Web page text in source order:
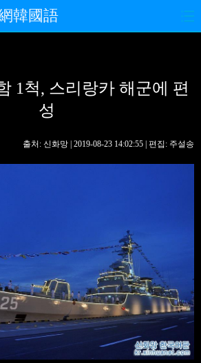
韓國語
사회 포토
핫 TV
1척, 스리랑카 해군에 편
성
출처: 신화망 | 2019-08-23 14:02:55 | 편집: 주설송